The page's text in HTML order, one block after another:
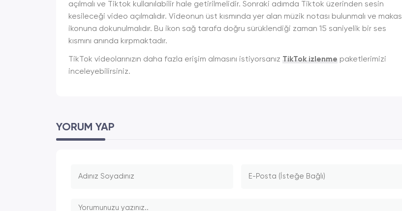
açılmalı ve Tiktok kullanılabilir hale getirilmelidir. Sonraki adımda Tiktok üzerinden sesin
kesileceği video açılmalıdır. Videonun üst kısmında yer alan müzik notası bulunmalı ve makas
ikonuna dokunulmalıdır. Bu ikon sağ tarafa doğru sürüklendiği zaman 15 saniyelik bir ses
kısmını anında kırpmaktadır.
TikTok videolarınızın daha fazla erişim almasını istiyorsanız TikTok izlenme paketlerimizi
inceleyebilirsiniz.
YORUM YAP